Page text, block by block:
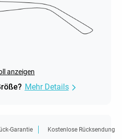
anzeigen
Mehr Details
Garantie Kostenlose Rücksendung